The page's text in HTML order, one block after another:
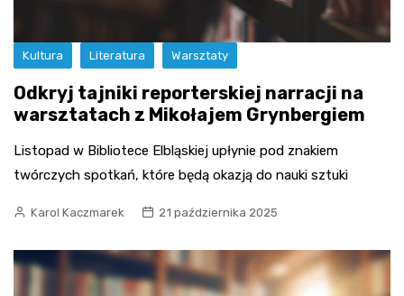
Kultura Literatura Warsztaty
Odkryj tajniki reporterskiej narracji na
warsztatach z Mikołajem Grynbergiem
Listopad w Bibliotece Elbląskiej upłynie pod znakiem
twórczych spotkań, które będą okazją do nauki sztuki
Karol Kaczmarek 21 października 2025